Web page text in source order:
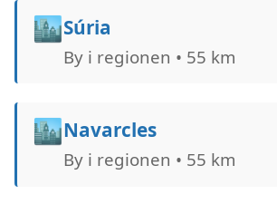
🏙️Súria
By i regionen • 55 km
🏙️Navarcles
By i regionen • 55 km